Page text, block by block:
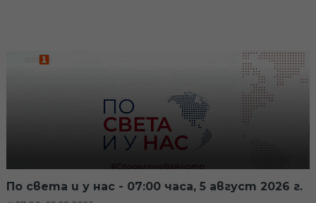
По света и у нас - 07:00 часа, 5 август 2026 г.